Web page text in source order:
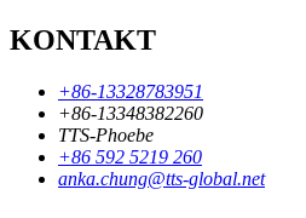
KONTAKT
+86-13328783951
+86-13348382260
TTS-Phoebe
+86 592 5219 260
anka.chung@tts-global.net